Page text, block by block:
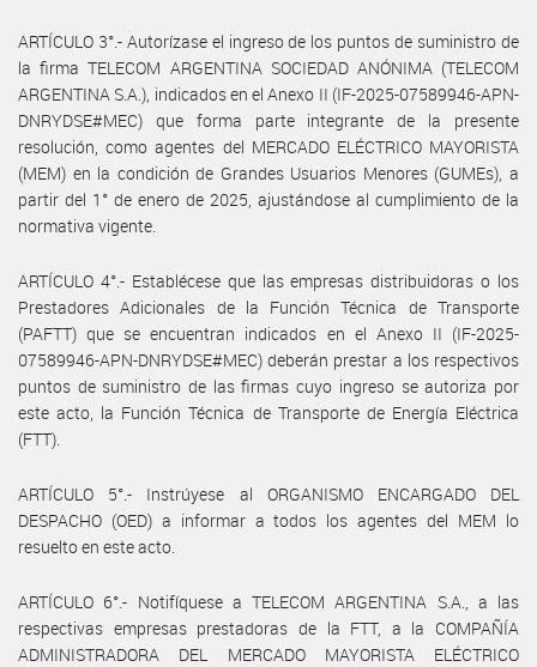
ARTÍCULO 3°.- Autorízase el ingreso de los puntos de suministro de
la firma TELECOM ARGENTINA SOCIEDAD ANÓNIMA (TELECOM
ARGENTINA S.A.), indicados en el Anexo II (IF-2025-07589946-APN-
DNRYDSE#MEC) que forma parte integrante de la presente
resolución, como agentes del MERCADO ELÉCTRICO MAYORISTA
(MEM) en la condición de Grandes Usuarios Menores (GUMEs), a
partir del 1° de enero de 2025, ajustándose al cumplimiento de la
normativa vigente.
ARTÍCULO 4°.- Establécese que las empresas distribuidoras o los
Prestadores Adicionales de la Función Técnica de Transporte
(PAFTT) que se encuentran indicados en el Anexo II (IF-2025-
07589946-APN-DNRYDSE#MEC) deberán prestar a los respectivos
puntos de suministro de las firmas cuyo ingreso se autoriza por
este acto, la Función Técnica de Transporte de Energía Eléctrica
(FTT).
ARTÍCULO 5°.- Instrúyese al ORGANISMO ENCARGADO DEL
DESPACHO (OED) a informar a todos los agentes del MEM lo
resuelto en este acto.
ARTÍCULO 6°.- Notifíquese a TELECOM ARGENTINA S.A., a las
respectivas empresas prestadoras de la FTT, a la COMPAÑÍA
ADMINISTRADORA DEL MERCADO MAYORISTA ELÉCTRICO